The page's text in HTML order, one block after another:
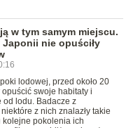
w tym samym miejscu.
Japonii nie opuściły
lodowej, przed około 20
opuścić swoje habitaty i
od lodu. Badacze z
z nich znalazły takie
kolejne pokolenia ich